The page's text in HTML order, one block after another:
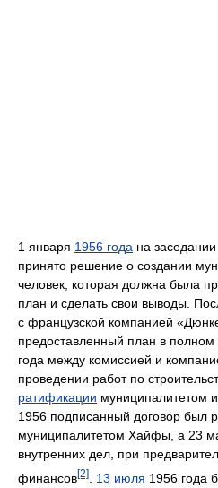
1 января 1956 года на
принято решение о создании
человек, которая должна была
план и сделать свои выводы.
с французской компанией
предоставленный план в
года между комиссией и
проведении работ по
ратификации муниципалитетом
1956 подписанный договор был
муниципалитетом Хайфы, а 23
внутренних дел, при
финансов[2] 13 июля 1956 года